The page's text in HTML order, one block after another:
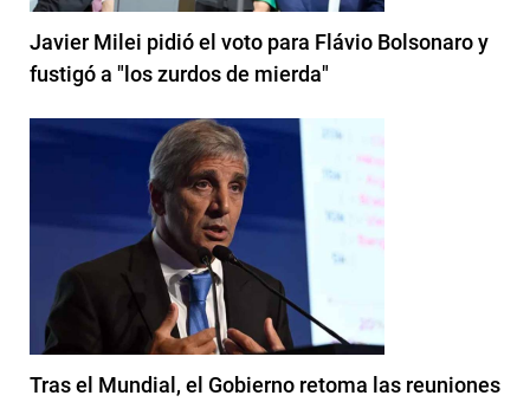
Javier Milei pidió el voto para Flávio Bolsonaro y
fustigó a "los zurdos de mierda"
Tras el Mundial, el Gobierno retoma las reuniones